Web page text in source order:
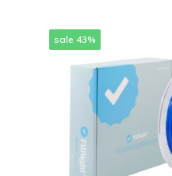
sale 43%